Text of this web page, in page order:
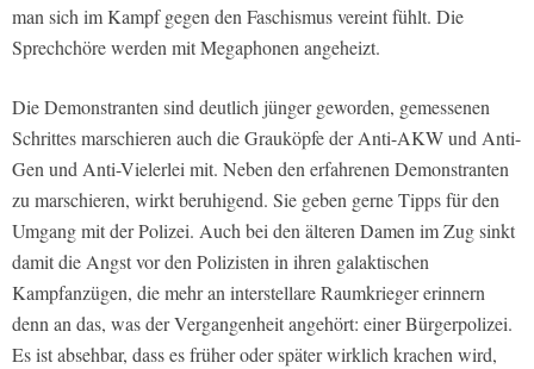
man sich im Kampf gegen den Faschismus vereint fühlt. Die
Sprechchöre werden mit Megaphonen angeheizt.
Die Demonstranten sind deutlich jünger geworden, gemessenen
Schrittes marschieren auch die Grauköpfe der Anti-AKW und Anti-
Gen und Anti-Vielerlei mit. Neben den erfahrenen Demonstranten
zu marschieren, wirkt beruhigend. Sie geben gerne Tipps für den
Umgang mit der Polizei. Auch bei den älteren Damen im Zug sinkt
damit die Angst vor den Polizisten in ihren galaktischen
Kampfanzügen, die mehr an interstellare Raumkrieger erinnern
denn an das, was der Vergangenheit angehört: einer Bürgerpolizei.
Es ist absehbar, dass es früher oder später wirklich krachen wird,